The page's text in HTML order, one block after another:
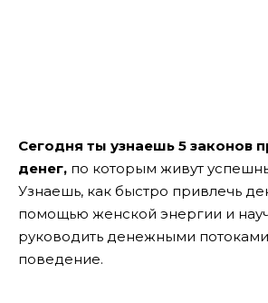
Сегодня ты узнаешь 5 законов
денег, по которым живут
Узнаешь, как быстро привлечь
помощью женской энергии и
руководить денежными
поведение.